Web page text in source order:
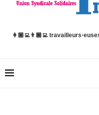
👩🏽‍💻👨🏿‍💻